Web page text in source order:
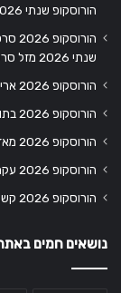
הורוסקופ שנתי 2026 מזל תאומים
שנתי 2026 מזל סרטן
הורוסקופ 2026 אריה / תחזית אסטרולוגיה שנתית מזל אריה
הורוסקופ 2026 בתולה / תחזית אסטרולוגיה שנתית מזל בתולה
הורוסקופ 2026 מאזניים / תחזית אסטרולוגיה שנתית מזל מאזניים
הורוסקופ 2026 עקרב / תחזית אסטרולוגיה שנתית מזל עקרב
הורוסקופ 2026 קשת / אסטרולוגיה שנתית למזל קשת
נושאים חמים